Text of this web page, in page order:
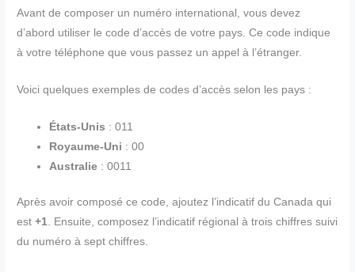
Avant de composer un numéro international, vous devez
d’abord utiliser le code d’accès de votre pays. Ce code indique
à votre téléphone que vous passez un appel à l’étranger.
Voici quelques exemples de codes d’accès selon les pays :
États-Unis : 011
Royaume-Uni : 00
Australie : 0011
Après avoir composé ce code, ajoutez l’indicatif du Canada qui
est+1. Ensuite, composez l’indicatif régional à trois chiffres suivi
du numéro à sept chiffres.